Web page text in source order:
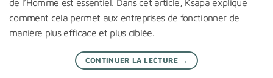
de l’Homme est essentiel. Dans cet article, Ksapa explique
comment cela permet aux entreprises de fonctionner de
manière plus efficace et plus ciblée.
CONTINUER LA LECTURE →